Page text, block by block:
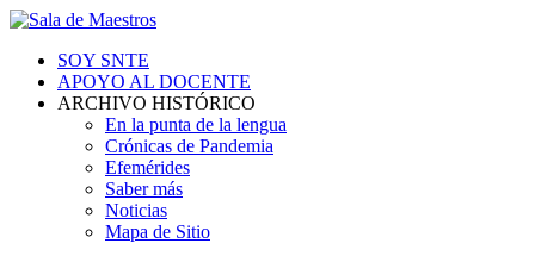
SOY SNTE
APOYO AL DOCENTE
ARCHIVO HISTÓRICO
En la punta de la lengua
Crónicas de Pandemia
Efemérides
Saber más
Noticias
Mapa de Sitio